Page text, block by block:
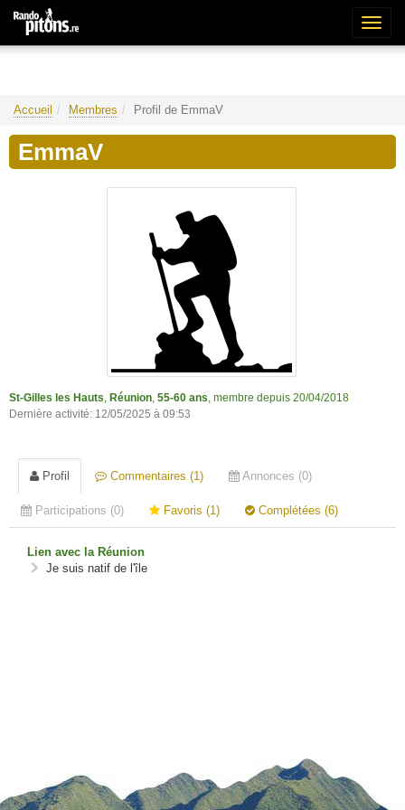
Accueil Membres Profil de EmmaV
EmmaV
St-Gilles les Hauts Réunion 55-60 ans , membre depuis 20/04/2018
Dernière activité: 12/05/2025 à 09:53
Profil Commentaires (1) Annonces (0)
Participations (0) Favoris (1) Complétées (6)
Lien avec la Réunion
Je suis natif de l'île